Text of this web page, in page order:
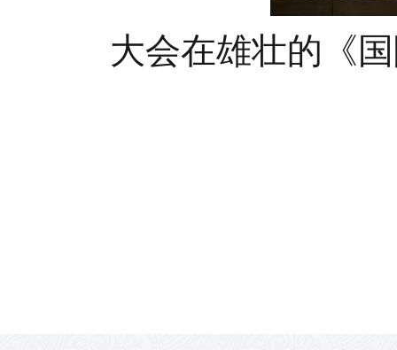
大会在雄壮的《